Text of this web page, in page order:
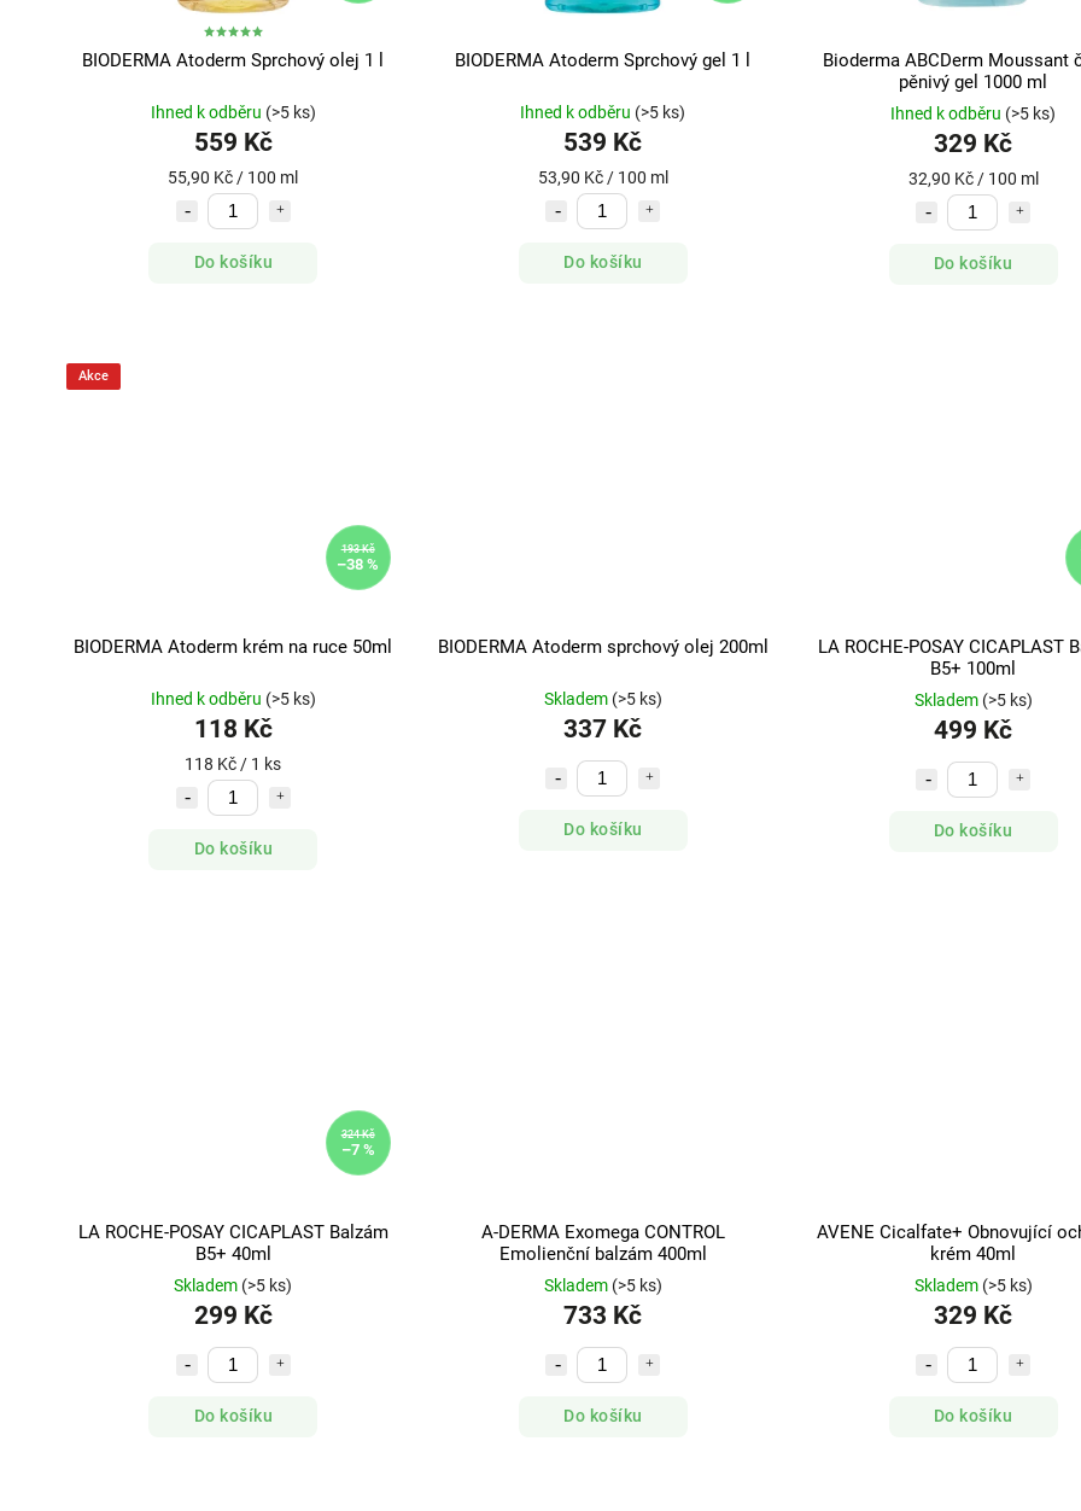
BIODERMA Atoderm Sprchový olej 1 l
Ihned k odběru (>5 ks)
559 Kč
55,90 Kč / 100 ml
Do košíku
BIODERMA Atoderm Sprchový gel 1 l
Ihned k odběru (>5 ks)
539 Kč
53,90 Kč / 100 ml
Do košíku
Bioderma ABCDerm Moussant
pěnivý gel 1000 ml
Ihned k odběru (>5 ks)
329 Kč
32,90 Kč / 100 ml
Do košíku
Akce
193 Kč
–38 %
BIODERMA Atoderm krém na ruce 50ml
Ihned k odběru (>5 ks)
118 Kč
118 Kč / 1 ks
Do košíku
BIODERMA Atoderm sprchový olej 200ml
Skladem (>5 ks)
337 Kč
Do košíku
LA ROCHE-POSAY CICAPLAST
B5+ 100ml
Skladem (>5 ks)
499 Kč
Do košíku
324 Kč
–7 %
LA ROCHE-POSAY CICAPLAST Balzám
B5+ 40ml
Skladem (>5 ks)
299 Kč
Do košíku
A-DERMA Exomega CONTROL
Emolienční balzám 400ml
Skladem (>5 ks)
733 Kč
Do košíku
AVENE Cicalfate+ Obnovující
krém 40ml
Skladem (>5 ks)
329 Kč
Do košíku